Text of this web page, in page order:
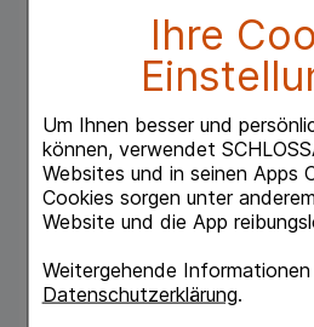
Ihre
Um Ihnen besser und
können, verwendet
Websites und in seinen Apps
Cookies sorgen unter
Website und die App
Weitergehende
Datenschutzerklärung.
Kontaktlinsen oder bei
Eingriffen am Auge.
- Umweltstress - zum
Klimaanlagen, Wind, Kälte,
Luftverschmutzung.
- Überstrapazierung der
bei konzentrierter Arbeit am
bei langen Autofahrten.
Konservierungsmittel und
besondersgut verträglich.